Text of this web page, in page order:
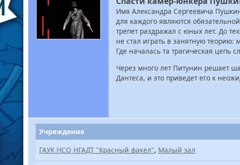
Имя Александра Сергеевича
для каждого являются
трепет раздражал с юных лет. До
не стал играть в занятную
Где началась та трагическая цепь
Через много лет Питунин решает
Дантеса, и это приведет его к
Учреждение
ГАУК НСО НГАДТ "Красный факел", Малый зал